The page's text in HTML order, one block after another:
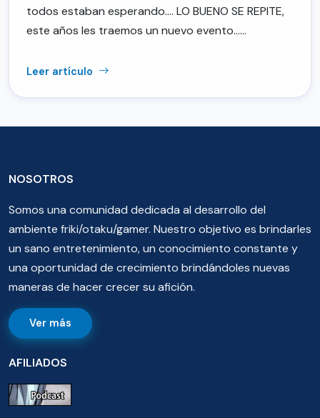
todos estaban esperando…. LO BUENO SE REPITE,
este años les traemos un nuevo evento……
Leer artículo
NOSOTROS
Somos una comunidad dedicada al desarrollo del
ambiente friki/otaku/gamer. Nuestro objetivo es brindarles
un sano entretenimiento, un conocimiento constante y
una oportunidad de crecimiento brindándoles nuevas
maneras de hacer crecer su afición.
Ver más
AFILIADOS